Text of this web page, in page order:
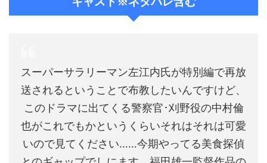
スーパーサラリーマン左江内氏が特別編で再放
送されるということで布教したいんですけど、
このドラマに出てくる警察官･刈野役の中村倫
也がこれでもかというくらいそれはそれは可愛
いので見てください……今期やってる美食探偵